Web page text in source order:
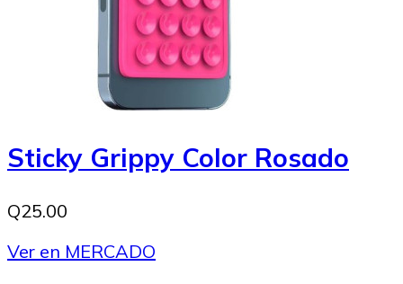
Sticky Grippy Color Rosado
Q25.00
Ver en MERCADO